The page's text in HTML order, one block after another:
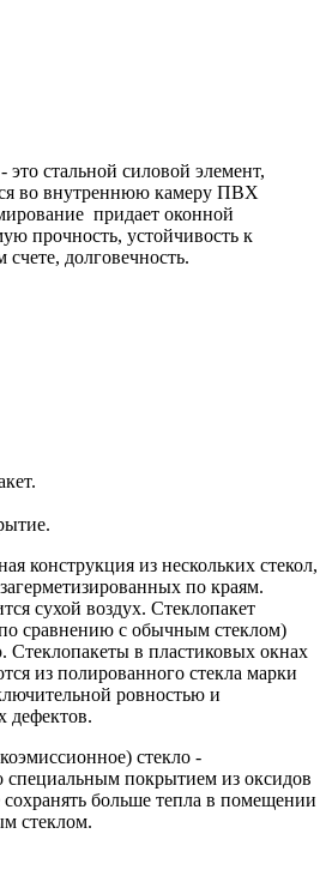
стальной силовой элемент,
во внутреннюю камеру ПВХ
придает оконной
прочность, устойчивость к
долговечность.
конструкция из нескольких стекол,
по краям.
сухой воздух. Стеклопакет
сравнению с обычным стеклом)
Стеклопакеты в пластиковых окнах
из полированного стекла марки
ровностью и
дефектов.
стекло -
специальным покрытием из оксидов
больше тепла в помещении
стеклом.